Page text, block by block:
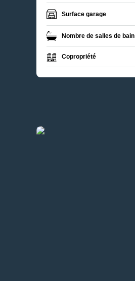
Surface garage
Nombre de salles de bain
Copropriété